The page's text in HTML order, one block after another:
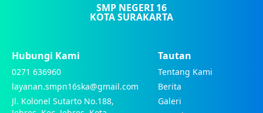
SMP NEGERI 16
KOTA SURAKARTA
Hubungi Kami
0271 636960
layanan.smpn16ska@gmail.com
Jl. Kolonel Sutarto No.188,
Tautan
Tentang Kami
Berita
Galeri